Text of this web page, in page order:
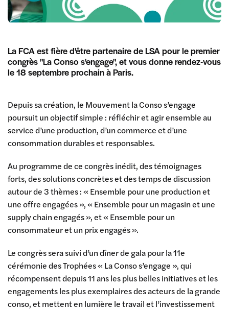
La FCA est fière d'être partenaire de LSA pour le premier
congrès "La Conso s'engage", et vous donne rendez-vous
le 18 septembre prochain à Paris.
Depuis sa création, le Mouvement la Conso s’engage
poursuit un objectif simple : réfléchir et agir ensemble au
service d’une production, d’un commerce et d’une
consommation durables et responsables.
Au programme de ce congrès inédit, des témoignages
forts, des solutions concrètes et des temps de discussion
autour de 3 thèmes : « Ensemble pour une production et
une offre engagées », « Ensemble pour un magasin et une
supply chain engagés », et « Ensemble pour un
consommateur et un prix engagés ».
Le congrès sera suivi d’un dîner de gala pour la 11e
cérémonie des Trophées « La Conso s’engage », qui
récompensent depuis 11 ans les plus belles initiatives et les
engagements les plus exemplaires des acteurs de la grande
conso, et mettent en lumière le travail et l’investissement